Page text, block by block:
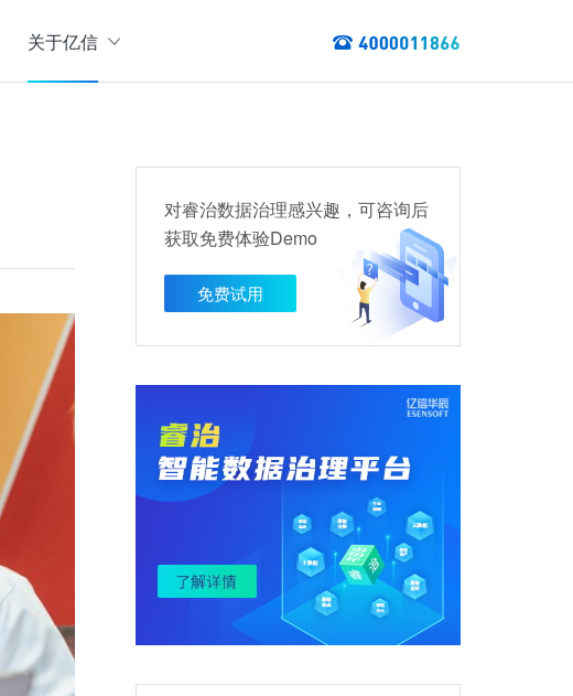
了解数据来龙去脉
，树立数据权威性
改，让数据清澈如水
构建企业黄金数据
数据服务
数据资产管理
提供各类数据应用服务，实现资产价
值最大化
摸清家底，以资产编目盘点数据资产，提供数据服务
设方案
术提供指标管理指标分析等服务的指标统一管理平台
商业智能方案
录、数据ETL建模、数据实时存储、数据分析展现等应用场景于一体
数据中心建设方案
、数据集成、数据交换、数据共享等方面，为企业用户提供云原生仓湖一
关于亿信
对睿治数据治理感兴趣，可咨询后
获取免费体验Demo
免费试用